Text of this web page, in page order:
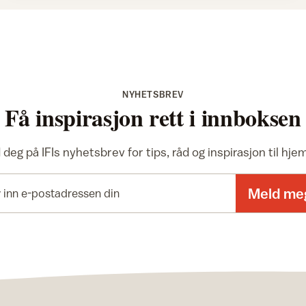
NYHETSBREV
Få inspirasjon rett i innboksen
deg på IFIs nyhetsbrev for tips, råd og inspirasjon til
Meld